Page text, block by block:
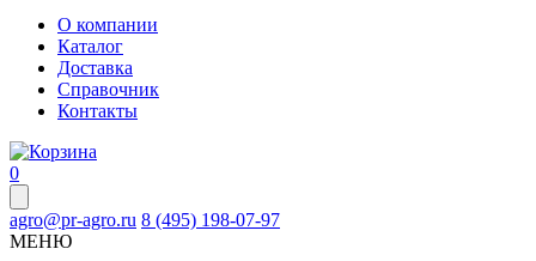
О компании
Каталог
Доставка
Справочник
Контакты
0
agro@pr-agro.ru 8 (495) 198-07-97
МЕНЮ